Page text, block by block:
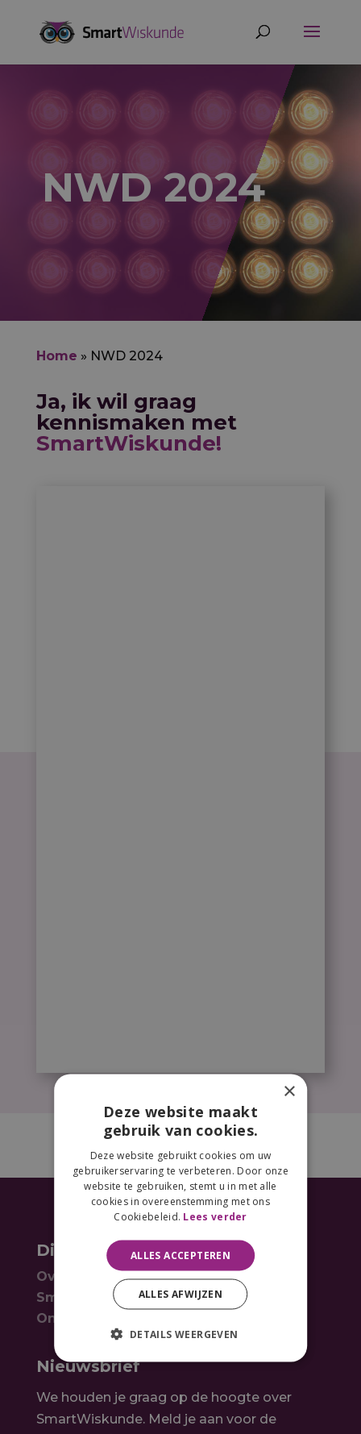
NWD 2024
Home » NWD 2024
Ja, ik wil graag
kennismaken met
SmartWiskunde!
Dit is SmartWiskunde
Over SmartWiskunde
SmartWiskunde & ProLearn
Ontdek
Nieuwsbrief
We houden je graag op de hoogte over
SmartWiskunde. Meld je aan voor de
×
Deze website maakt
gebruik van cookies.
Deze website gebruikt cookies om uw
gebruikerservaring te verbeteren. Door onze
website te gebruiken, stemt u in met alle
cookies in overeenstemming met ons
Cookiebeleid. Lees verder
ALLES ACCEPTEREN
ALLES AFWIJZEN
DETAILS WEERGEVEN